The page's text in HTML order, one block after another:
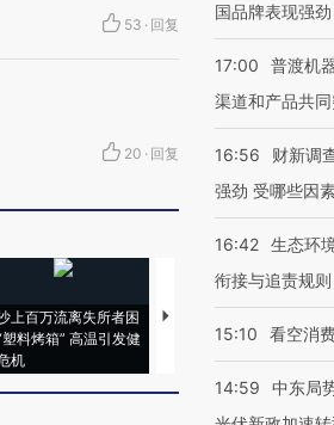
53 · 回复
20 · 回复
上百万流离失所者困
塑料烤箱” 高温引发健
机
视线｜HYROX的吸金
术：是什么让中产们甘
心“花钱找虐”？
国品牌表现强
17:00
普渡机
渠道和产品共
16:56
财新调
强劲 受哪些因
16:42 生态环
衔接与追责规则
15:10 看空消
14:59
中东局